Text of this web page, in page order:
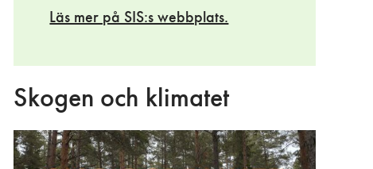
Smurfit Westrock Piteå: ”Vi finns i Piteå för här
regioner”
Holmen: ”Att bara se skogen som en kolsänka
är förödande på sikt”
Läs mer på SIS:s webbplats.
Skogen och klimatet